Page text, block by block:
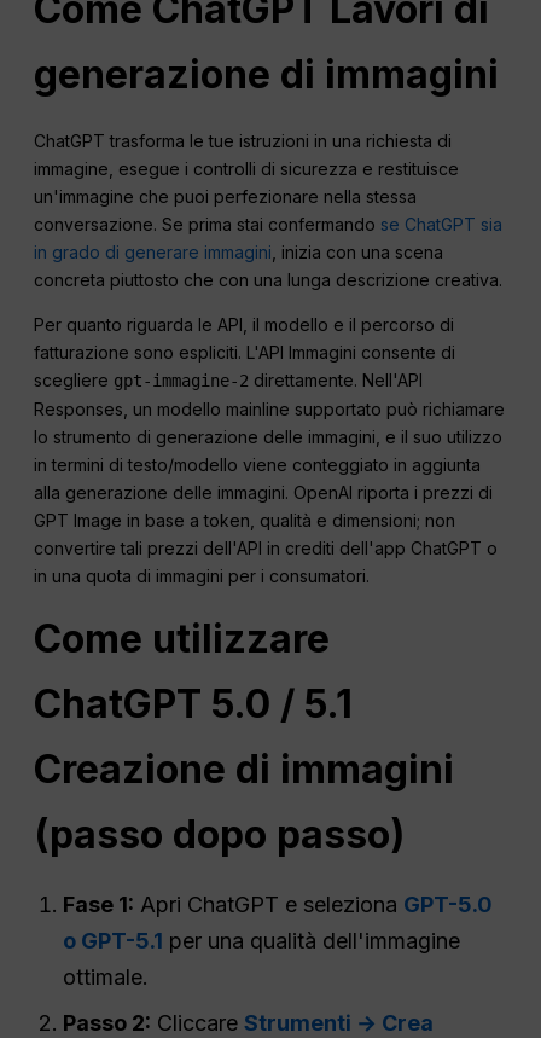
generazione di immagini
ChatGPT trasforma le tue istruzioni in una richiesta di
immagine, esegue i controlli di sicurezza e restituisce
un'immagine che puoi perfezionare nella stessa
conversazione. Se prima stai confermando se ChatGPT sia
in grado di generare immagini , inizia con una scena
concreta piuttosto che con una lunga descrizione creativa.
Per quanto riguarda le API, il modello e il percorso di
fatturazione sono espliciti. L'API Immagini consente di
scegliere gpt-immagine-2 direttamente. Nell'API
Responses, un modello mainline supportato può richiamare
lo strumento di generazione delle immagini, e il suo utilizzo
in termini di testo/modello viene conteggiato in aggiunta
alla generazione delle immagini. OpenAI riporta i prezzi di
GPT Image in base a token, qualità e dimensioni; non
convertire tali prezzi dell'API in crediti dell'app ChatGPT o
in una quota di immagini per i consumatori.
Come utilizzare
ChatGPT 5.0 / 5.1
Creazione di immagini
(passo dopo passo)
Fase 1: Apri ChatGPT e seleziona GPT-5.0
o GPT-5.1 per una qualità dell'immagine
ottimale.
Passo 2: CliccareStrumenti → Crea